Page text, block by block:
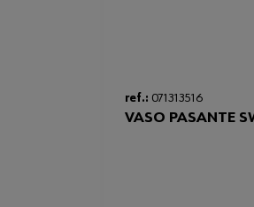
ref.: 071313516
VASO PASANTE